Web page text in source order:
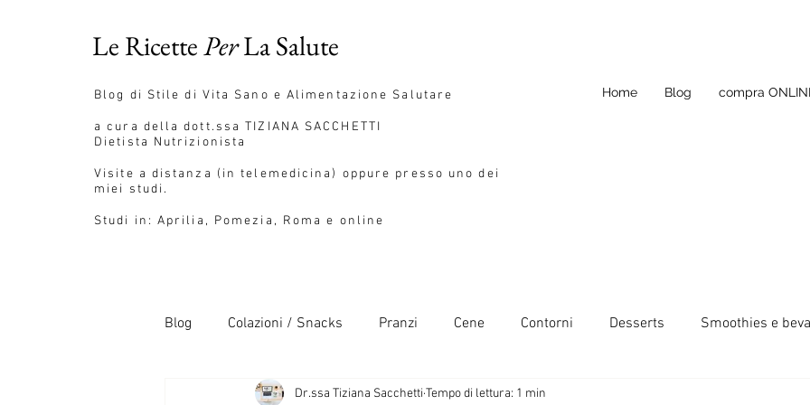
Le RicettePerLa Salute
Blog di Stile di Vita Sano e Alimentazione Salutare
a cura della dott.ssaTIZIANA SACCHETTI
Dietista Nutrizionista
Visite a distanza (in telemedicina) oppure presso uno dei
miei studi.
Studi in: Aprilia, Pomezia, Roma e online
Home Blog compra
Blog Colazioni / Snacks Pranzi Cene Contorni Desserts Smoothies e
Pane / Pizza / Pasta Salse da condimento Si può congelare
Dr.ssa Tiziana Sacchetti Tempo di lettura: 1 min